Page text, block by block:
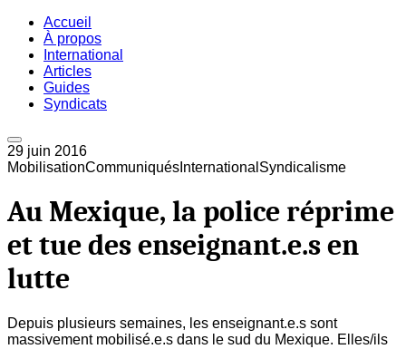
Accueil
À propos
International
Articles
Guides
Syndicats
29 juin 2016
MobilisationCommuniqués International Syndicalisme
Au Mexique, la police réprime
et tue des enseignant.e.s en
lutte
Depuis plusieurs semaines, les enseignant.e.s sont
massivement mobilisé.e.s dans le sud du Mexique. Elles/ils